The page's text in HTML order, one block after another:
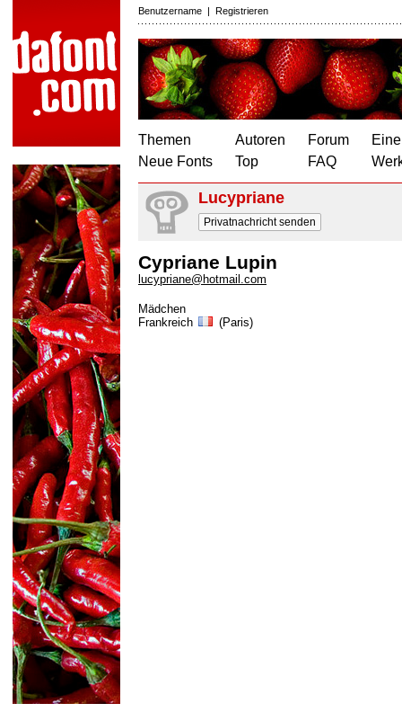
Benutzername | Registrieren
Themen
Neue Fonts
Autoren
Top
Forum
FAQ
Lucypriane
Privatnachricht senden
Cypriane Lupin
lucypriane@hotmail.com
Mädchen
Frankreich
(Paris)